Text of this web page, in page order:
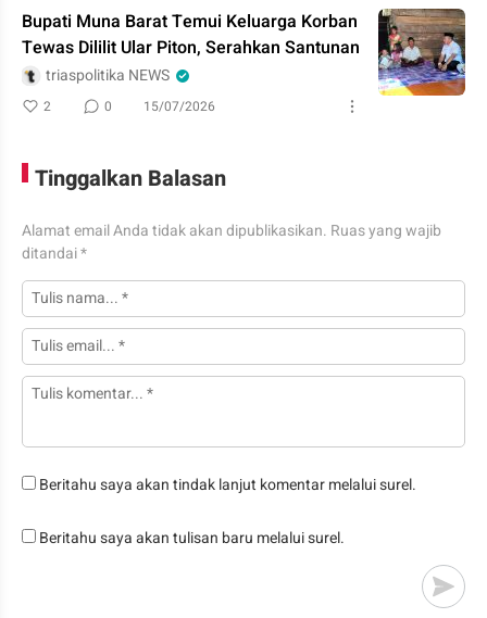
Bupati Muna Barat Temui Keluarga Korban
Tewas Dililit Ular Piton, Serahkan Santunan
triaspolitika NEWS
2 0 15/07/2026
Tinggalkan Balasan
Alamat email Anda tidak akan dipublikasikan. Ruas yang wajib
ditandai*
Beritahu saya akan tindak lanjut komentar melalui surel.
Beritahu saya akan tulisan baru melalui surel.